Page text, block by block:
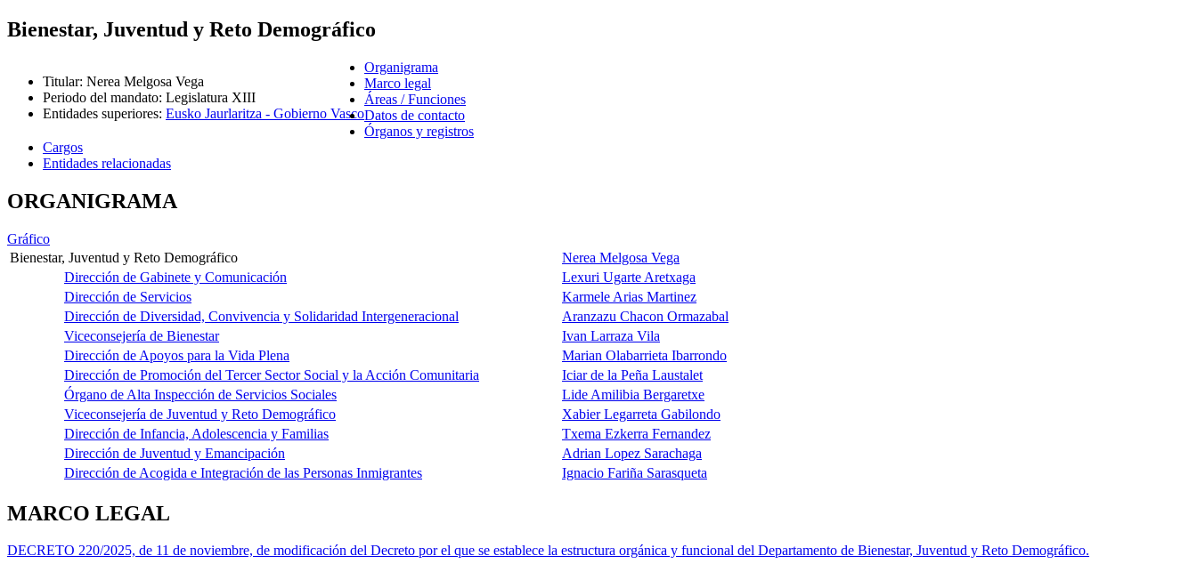
Bienestar, Juventud y Reto Demográfico
Titular: Nerea Melgosa Vega
Periodo del mandato: Legislatura XIII
Entidades superiores: Eusko Jaurlaritza - Gobierno Vasco
Organigrama
Marco legal
Áreas / Funciones
Datos de contacto
Órganos y registros
Cargos
Entidades relacionadas
ORGANIGRAMA
Gráfico
Bienestar, Juventud y Reto Demográfico
Nerea Melgosa Vega
Dirección de Gabinete y Comunicación
Lexuri Ugarte Aretxaga
Dirección de Servicios
Karmele Arias Martinez
Dirección de Diversidad, Convivencia y Solidaridad Intergeneracional
Aranzazu Chacon Ormazabal
Viceconsejería de Bienestar
Ivan Larraza Vila
Dirección de Apoyos para la Vida Plena
Marian Olabarrieta Ibarrondo
Dirección de Promoción del Tercer Sector Social y la Acción Comunitaria
Iciar de la Peña Laustalet
Órgano de Alta Inspección de Servicios Sociales
Lide Amilibia Bergaretxe
Viceconsejería de Juventud y Reto Demográfico
Xabier Legarreta Gabilondo
Dirección de Infancia, Adolescencia y Familias
Txema Ezkerra Fernandez
Dirección de Juventud y Emancipación
Adrian Lopez Sarachaga
Dirección de Acogida e Integración de las Personas Inmigrantes
Ignacio Fariña Sarasqueta
MARCO LEGAL
DECRETO 220/2025, de 11 de noviembre, de modificación del Decreto por el que se establece la estructura orgánica y funcional del Departamento de Bienestar, Juventud y Reto Demográfico.